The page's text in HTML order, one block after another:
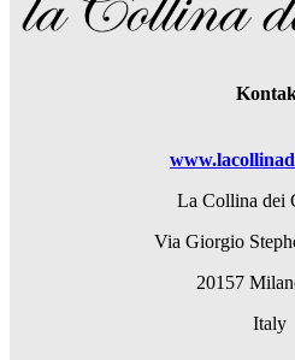
La Collina dei
Via Giorgio
20157
Italy